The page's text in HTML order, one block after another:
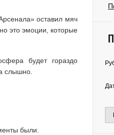
оставил мяч
это эмоции, которые
будет гораздо
слышно.
были.